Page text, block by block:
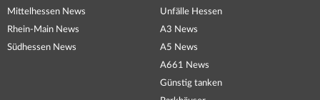
Mittelhessen News
Rhein-Main News
Südhessen News
Unfälle Hessen
A3 News
A5 News
A661 News
Günstig tanken